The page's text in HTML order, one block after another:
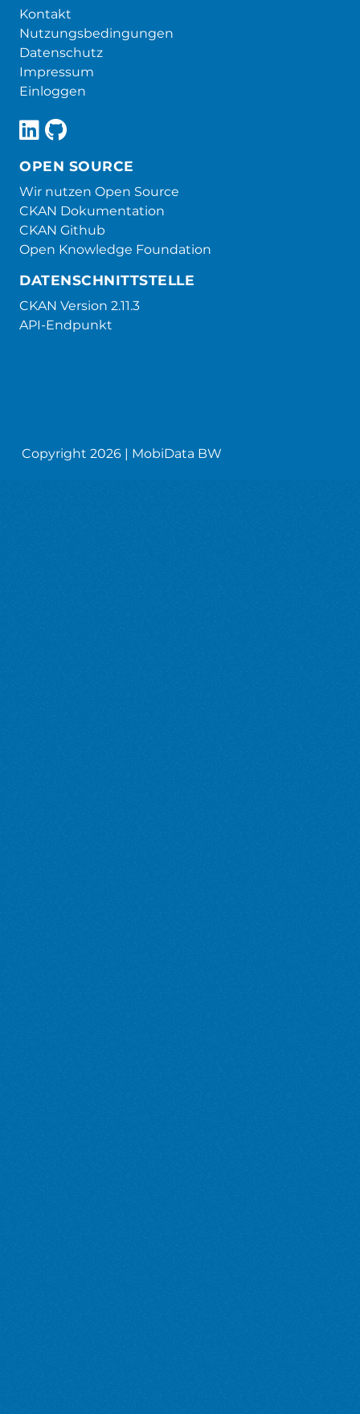
Kontakt
Nutzungsbedingungen
Datenschutz
Impressum
Einloggen
OPEN SOURCE
Wir nutzen Open Source
CKAN Dokumentation
CKAN Github
Open Knowledge Foundation
DATENSCHNITTSTELLE
CKAN Version 2.11.3
API-Endpunkt
Copyright 2026 | MobiData BW